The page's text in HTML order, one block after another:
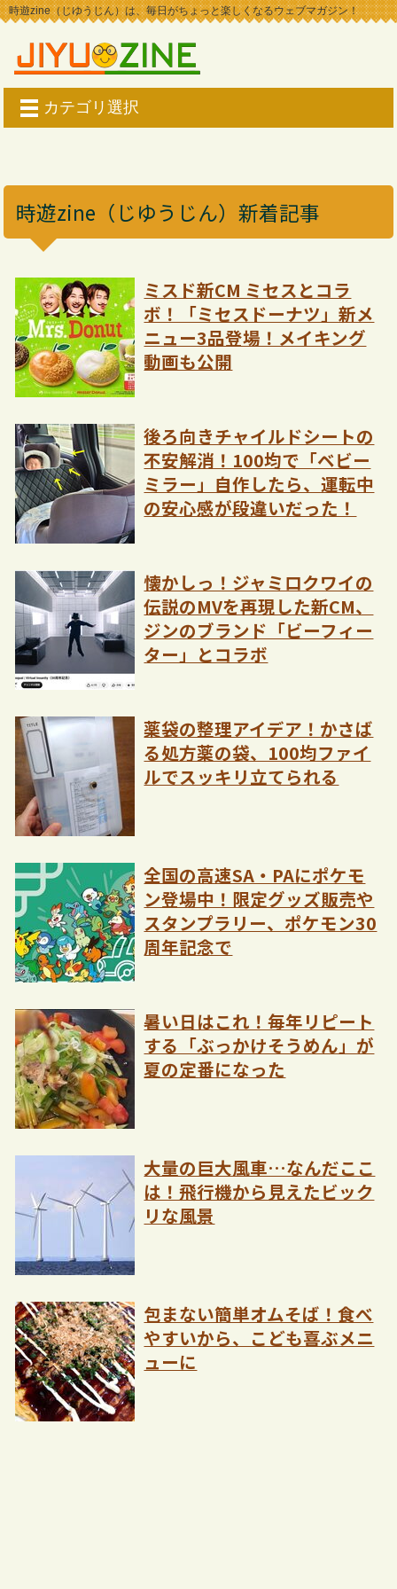
時遊zine（じゆうじん）は、毎日がちょっと楽しくなるウェブマガジン！
カテゴリ選択
時遊zine（じゆうじん）新着記事
ミスド新CM ミセスとコラ
ボ！「ミセスドーナツ」新メ
ニュー3品登場！メイキング
動画も公開
後ろ向きチャイルドシートの
不安解消！100均で「ベビー
ミラー」自作したら、運転中
の安心感が段違いだった！
懐かしっ！ジャミロクワイの
伝説のMVを再現した新CM、
ジンのブランド「ビーフィー
ター」とコラボ
薬袋の整理アイデア！かさば
る処方薬の袋、100均ファイ
ルでスッキリ立てられる
全国の高速SA・PAにポケモ
ン登場中！限定グッズ販売や
スタンプラリー、ポケモン30
周年記念で
暑い日はこれ！毎年リピート
する「ぶっかけそうめん」が
夏の定番になった
大量の巨大風車…なんだここ
は！飛行機から見えたビック
リな風景
包まない簡単オムそば！食べ
やすいから、こども喜ぶメニ
ューに